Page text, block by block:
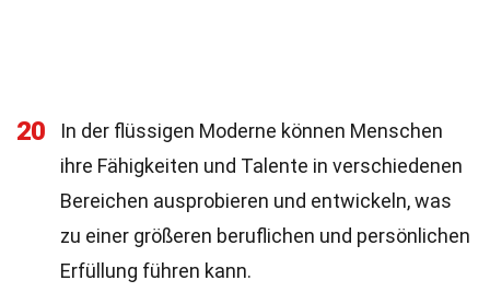
20
In der flüssigen Moderne können Menschen
ihre Fähigkeiten und Talente in verschiedenen
Bereichen ausprobieren und entwickeln, was
zu einer größeren beruflichen und persönlichen
Erfüllung führen kann.